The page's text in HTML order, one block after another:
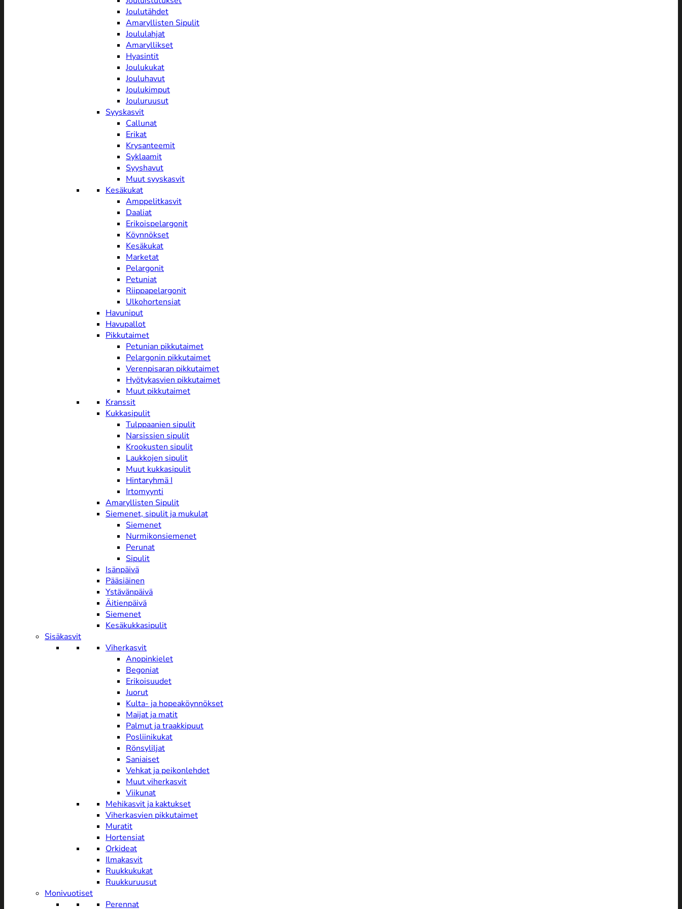
Joulutähdet
Amaryllisten Sipulit
Joululahjat
Amaryllikset
Hyasintit
Joulukukat
Jouluhavut
Joulukimput
Jouluruusut
Syyskasvit
Callunat
Erikat
Krysanteemit
Syklaamit
Syyshavut
Muut syyskasvit
Kesäkukat
Amppelitkasvit
Daaliat
Erikoispelargonit
Köynnökset
Kesäkukat
Marketat
Pelargonit
Petuniat
Riippapelargonit
Ulkohortensiat
Havuniput
Havupallot
Pikkutaimet
Petunian pikkutaimet
Pelargonin pikkutaimet
Verenpisaran pikkutaimet
Hyötykasvien pikkutaimet
Muut pikkutaimet
Kranssit
Kukkasipulit
Tulppaanien sipulit
Narsissien sipulit
Krookusten sipulit
Laukkojen sipulit
Muut kukkasipulit
Hintaryhmä I
Irtomyynti
Amaryllisten Sipulit
Siemenet, sipulit ja mukulat
Siemenet
Nurmikonsiemenet
Perunat
Sipulit
Isänpäivä
Pääsiäinen
Ystävänpäivä
Äitienpäivä
Siemenet
Kesäkukkasipulit
Sisäkasvit
Viherkasvit
Anopinkielet
Begoniat
Erikoisuudet
Juorut
Kulta- ja hopeaköynnökset
Maijat ja matit
Palmut ja traakkipuut
Posliinikukat
Rönsyliljat
Saniaiset
Vehkat ja peikonlehdet
Muut viherkasvit
Viikunat
Mehikasvit ja kaktukset
Viherkasvien pikkutaimet
Muratit
Hortensiat
Orkideat
Ilmakasvit
Ruukkukukat
Ruukkuruusut
Monivuotiset
Perennat